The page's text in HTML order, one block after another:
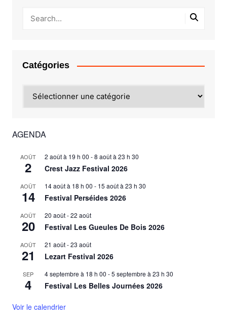
Catégories
AGENDA
AOÛT
2
2 août à 19 h 00 -8 août à 23 h 30
Crest Jazz Festival 2026
AOÛT
14
14 août à 18 h 00 - 15 août à 23 h 30
Festival Perséides 2026
AOÛT
20
20 août-22 août
Festival Les Gueules De Bois 2026
AOÛT
21
21 août-23 août
Lezart Festival 2026
SEP
4
4 septembre à 18 h 00 -5 septembre à 23 h 30
Festival Les Belles Journées 2026
Voir le calendrier